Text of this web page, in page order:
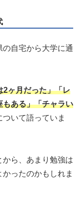
自宅から大学に通
2ヶ月だった」「レ
もある」「チャラい
いて語っていま
ら、あまり勉強は
ったのかもしれま